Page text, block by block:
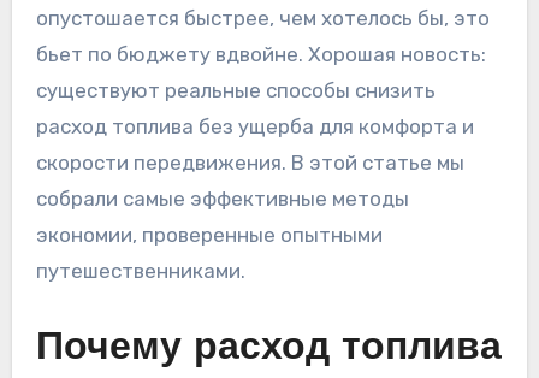
опустошается быстрее, чем хотелось бы, это
бьет по бюджету вдвойне. Хорошая новость:
существуют реальные способы снизить
расход топлива без ущерба для комфорта и
скорости передвижения. В этой статье мы
собрали самые эффективные методы
экономии, проверенные опытными
путешественниками.
Почему расход топлива